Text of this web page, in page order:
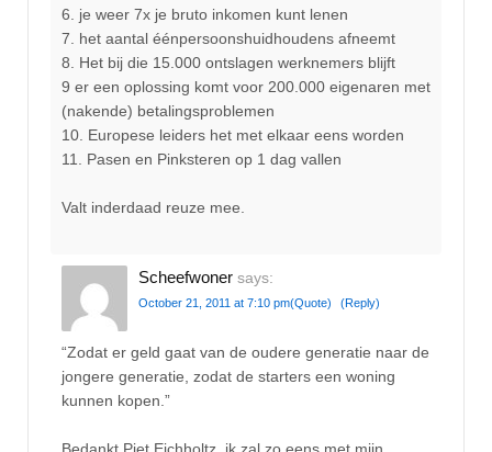
6. je weer 7x je bruto inkomen kunt lenen
7. het aantal éénpersoonshuidhoudens afneemt
8. Het bij die 15.000 ontslagen werknemers blijft
9 er een oplossing komt voor 200.000 eigenaren met
(nakende) betalingsproblemen
10. Europese leiders het met elkaar eens worden
11. Pasen en Pinksteren op 1 dag vallen
Valt inderdaad reuze mee.
Scheefwoner says:
October 21, 2011 at 7:10 pm(Quote) (Reply)
“Zodat er geld gaat van de oudere generatie naar de
jongere generatie, zodat de starters een woning
kunnen kopen.”